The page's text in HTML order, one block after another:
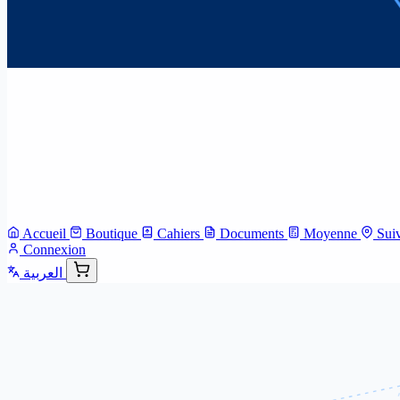
Accueil Boutique Cahiers Documents Moyenne
Connexion
العربية